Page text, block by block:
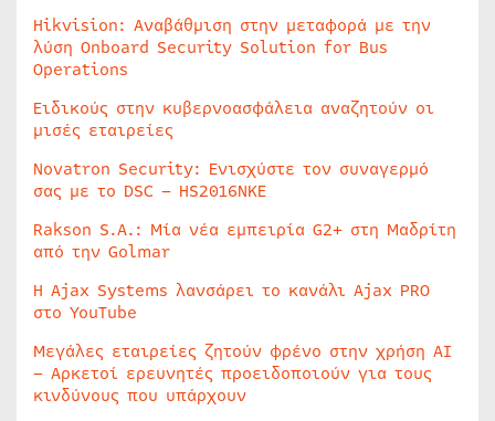
Hikvision: Αναβάθμιση στην μεταφορά με την
λύση Onboard Security Solution for Bus
Operations
Ειδικούς στην κυβερνοασφάλεια αναζητούν οι
μισές εταιρείες
Novatron Security: Ενισχύστε τον συναγερμό
σας με το DSC – HS2016NKE
Rakson S.A.: Μία νέα εμπειρία G2+ στη Μαδρίτη
από την Golmar
Η Ajax Systems λανσάρει το κανάλι Ajax PRO
στο YouTube
Μεγάλες εταιρείες ζητούν φρένο στην χρήση AI
– Αρκετοί ερευνητές προειδοποιούν για τους
κινδύνους που υπάρχουν